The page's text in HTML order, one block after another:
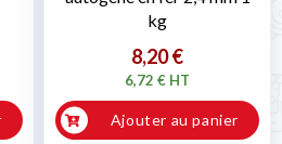
kg
8,20 €
6,72 € HT
Ajouter au panier